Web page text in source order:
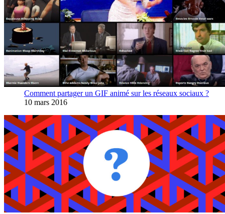
Comment partager un GIF animé sur les réseaux sociaux ?
10 mars 2016